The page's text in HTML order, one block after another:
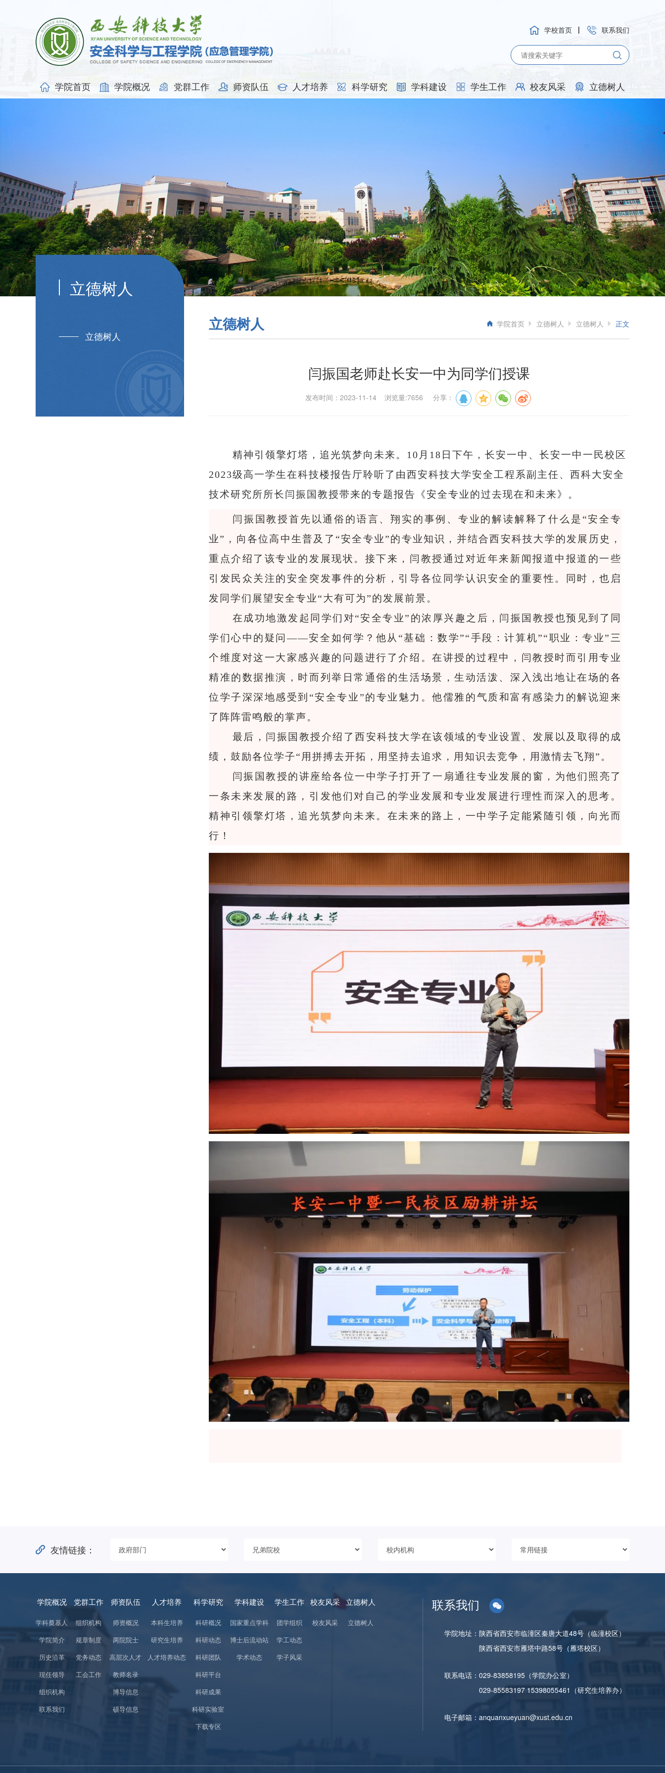
学校首页 联系我们
学院首页 学院概况 党群工作 师资队伍 人才培养 科学研究 学科建设 学生工作 校友风采 立德树人
立德树人
立德树人
立德树人 学院首页 立德树人 立德树人 正文
闫振国老师赴长安一中为同学们授课
发布时间：2023-11-14 浏览量:7656 分享：
精神引领擎灯塔，追光筑梦向未来。 10月18日下午，长安一中、长安一中一民校区
2023级高一学生在科技楼报告厅聆听了由西安科技大学安全工程系副主任、西科大安全
技术研究所所长闫振国教授带来的专题报告《安全专业的过去现在和未来》。
闫振国教授首先以通俗的语言、翔实的事例、专业的解读解释了什么是 “安全专
业”，向各位高中生普及了“安全专业”的专业知识，并结合西安科技大学的发展历史，
重点介绍了该专业的发展现状。接下来，闫教授通过对近年来新闻报道中报道的一些
引发民众关注的安全突发事件的分析，引导各位同学认识安全的重要性。同时，也启
发同学们展望安全专业“大有可为”的发展前景。
在成功地激发起同学们对“安全专业”的浓厚兴趣之后，闫振国教授也预见到了同
学们心中的疑问——安全如何学？他从“基础：数学”“手段：计算机”“职业：专业”三
个维度对这一大家感兴趣的问题进行了介绍。在讲授的过程中，闫教授时而引用专业
精准的数据推演，时而列举日常通俗的生活场景，生动活泼、深入浅出地让在场的各
位学子深深地感受到“安全专业”的专业魅力。他儒雅的气质和富有感染力的解说迎来
了阵阵雷鸣般的掌声。
最后，闫振国教授介绍了西安科技大学在该领域的专业设置、发展以及取得的成
绩，鼓励各位学子“用拼搏去开拓，用坚持去追求，用知识去竞争，用激情去飞翔”。
闫振国教授的讲座给各位一中学子打开了一扇通往专业发展的窗，为他们照亮了
一条未来发展的路，引发他们对自己的学业发展和专业发展进行理性而深入的思考。
精神引领擎灯塔，追光筑梦向未来。在未来的路上，一中学子定能紧随引领，向光而
行！
友情链接：
联系我们
学院地址： 陕西省西安市临潼区秦唐大道48号（临潼校区）
陕西省西安市雁塔中路58号（雁塔校区）
联系电话： 029-83858195（学院办公室）
029-85583197 15398055461（研究生培养办）
电子邮箱： anquanxueyuan@xust.edu.cn
学院概况
学科奠基人
学院简介
历史沿革
现任领导
组织机构
联系我们
党群工作
组织机构
规章制度
党务动态
工会工作
师资队伍
师资概况
两院院士
高层次人才
教师名录
博导信息
硕导信息
人才培养
本科生培养
研究生培养
人才培养动态
科学研究
科研概况
科研动态
科研团队
科研平台
科研成果
科研实验室
下载专区
学科建设
国家重点学科
博士后流动站
学术动态
学生工作
团学组织
学工动态
学子风采
校友风采
校友风采
立德树人
立德树人